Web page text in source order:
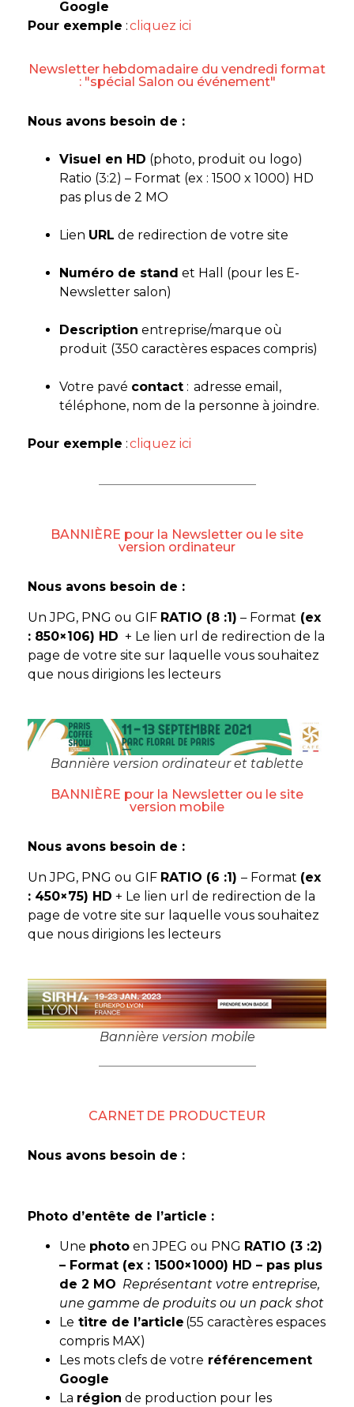
Google
Pour exemple :cliquez ici
Newsletter hebdomadaire du vendredi format
: "spécial Salon ou événement"
Nous avons besoin de :
Visuel en HD (photo, produit ou logo)
Ratio (3:2) – Format (ex : 1500 x 1000) HD
pas plus de 2 MO
Lien URL de redirection de votre site
Numéro de stand et Hall (pour les E-
Newsletter salon)
Description entreprise/marque où
produit (350 caractères espaces compris)
Votre pavé contact : adresse email,
téléphone, nom de la personne à joindre.
Pour exemple :cliquez ici
BANNIÈRE pour la Newsletter ou le site
version ordinateur
Nous avons besoin de :
Un JPG, PNG ou GIF RATIO (8 :1) – Format (ex
: 850×106) HD + Le lien url de redirection de la
page de votre site sur laquelle vous souhaitez
que nous dirigions les lecteurs
Bannière version ordinateur et tablette
BANNIÈRE pour la Newsletter ou le site
version mobile
Nous avons besoin de :
Un JPG, PNG ou GIF RATIO (6 :1) – Format (ex
: 450×75) HD + Le lien url de redirection de la
page de votre site sur laquelle vous souhaitez
que nous dirigions les lecteurs
Bannière version mobile
CARNET DE PRODUCTEUR
Nous avons besoin de :
Photo d’entête de l’article :
Une photo en JPEG ou PNG RATIO (3 :2)
– Format (ex : 1500×1000) HD – pas plus
de 2 MO Représentant votre entreprise,
une gamme de produits ou un pack shot
Le titre de l’article (55 caractères espaces
compris MAX)
Les mots clefs de votre référencement
Google
La région de production pour les